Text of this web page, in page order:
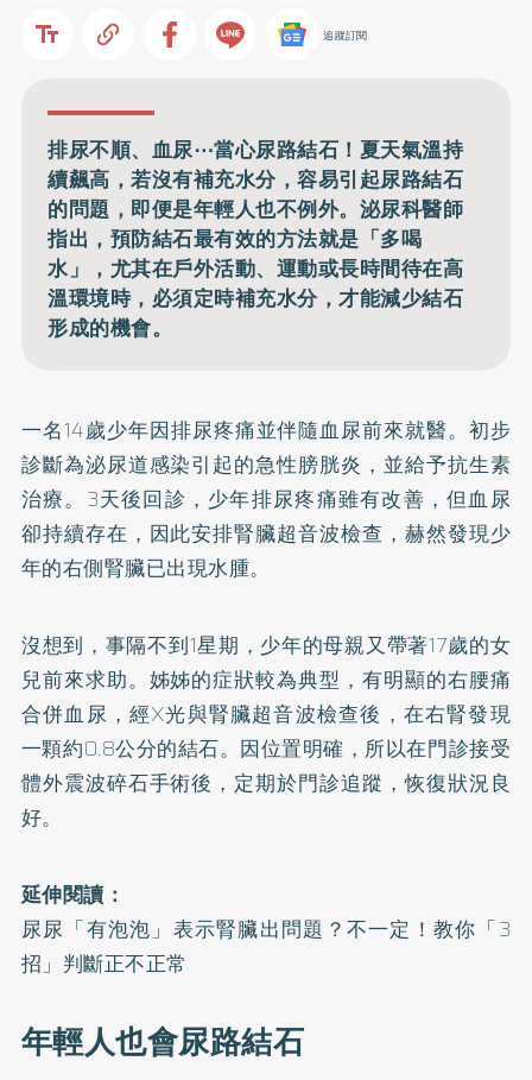
追蹤訂閱
排尿不順、血尿⋯當心尿路結石！夏天氣溫持
續飆高，若沒有補充水分，容易引起尿路結石
的問題，即便是年輕人也不例外。泌尿科醫師
指出，預防結石最有效的方法就是「多喝
水」，尤其在戶外活動、運動或長時間待在高
溫環境時，必須定時補充水分，才能減少結石
形成的機會。
一名14歲少年因排尿疼痛並伴隨血尿前來就醫。初步
診斷為泌尿道感染引起的急性膀胱炎，並給予抗生素
治療。3天後回診，少年排尿疼痛雖有改善，但血尿
卻持續存在，因此安排腎臟超音波檢查，赫然發現少
年的右側腎臟已出現水腫。
沒想到，事隔不到1星期，少年的母親又帶著17歲的女
兒前來求助。姊姊的症狀較為典型，有明顯的右腰痛
合併血尿，經X光與腎臟超音波檢查後，在右腎發現
一顆約0.8公分的結石。因位置明確，所以在門診接受
體外震波碎石手術後，定期於門診追蹤，恢復狀況良
好。
延伸閱讀：
尿尿「有泡泡」表示腎臟出問題？不一定！教你「3
招」判斷正不正常
年輕人也會尿路結石